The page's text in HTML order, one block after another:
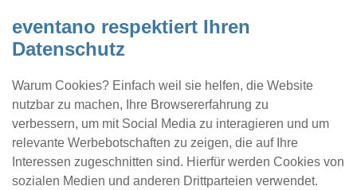
eventano respektiert Ihren
Datenschutz
Warum Cookies? Einfach weil sie helfen, die Website
nutzbar zu machen, Ihre Browsererfahrung zu
verbessern, um mit Social Media zu interagieren und um
relevante Werbebotschaften zu zeigen, die auf Ihre
Interessen zugeschnitten sind. Hierfür werden Cookies von
sozialen Medien und anderen Drittparteien verwendet.
Kontakt Location eintragen Profil